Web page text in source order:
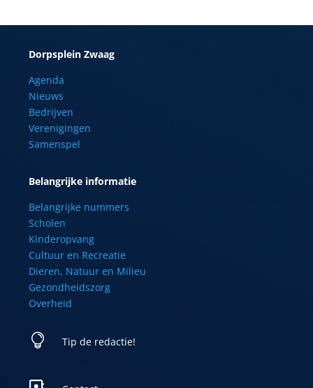
Dorpsplein Zwaag
Agenda
Nieuws
Bedrijven
Verenigingen
Samenspel
Belangrijke informatie
Belangrijke nummers
Scholen
Kinderopvang
Cultuur en Recreatie
Dieren, Natuur en Milieu
Gezondheidszorg
Overheid
 Tip de redactie!